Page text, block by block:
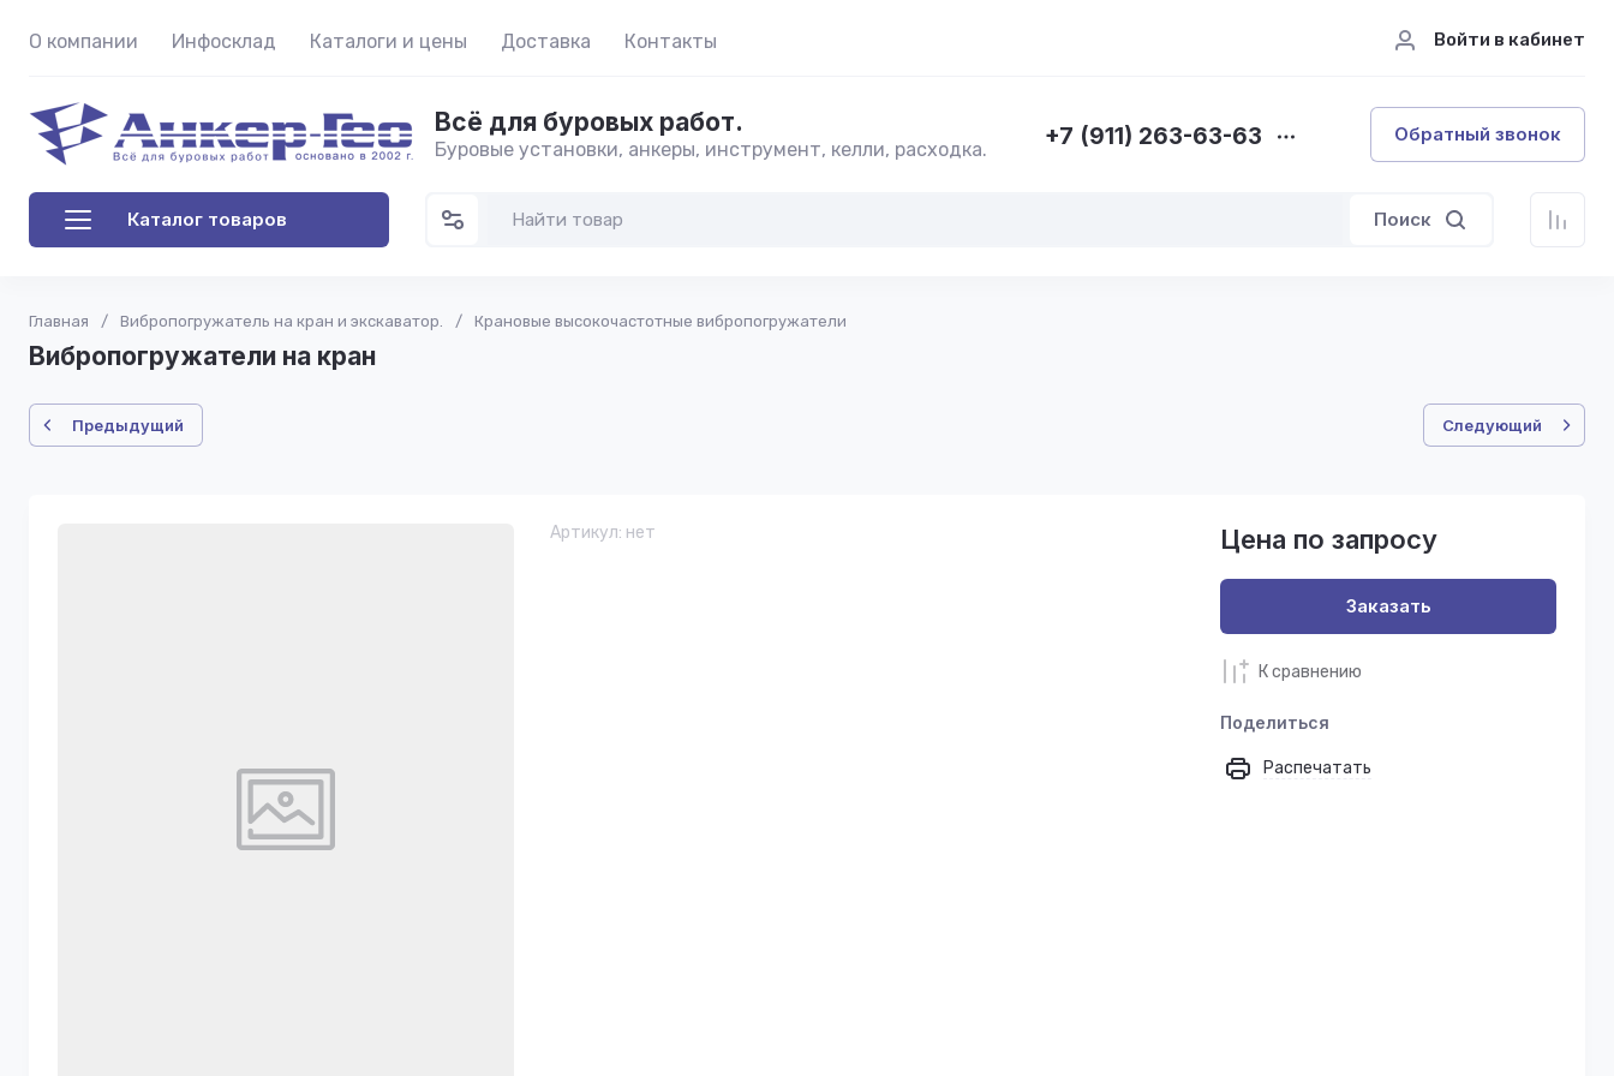
О компании Инфосклад Каталоги и цены Доставка Контакты Войти в кабинет
Всё для буровых работ.
Буровые установки, анкеры, инструмент, келли, расходка. +7 (911) 263-63-63 Обратный звонок
Каталог товаров Поиск
Главная / Вибропогружатель на кран и экскаватор. / Крановые высокочастотные вибропогружатели
Вибропогружатели на кран
Предыдущий Следующий
Артикул: нет Цена по запросу
Заказать
К сравнению
Поделиться
Распечатать